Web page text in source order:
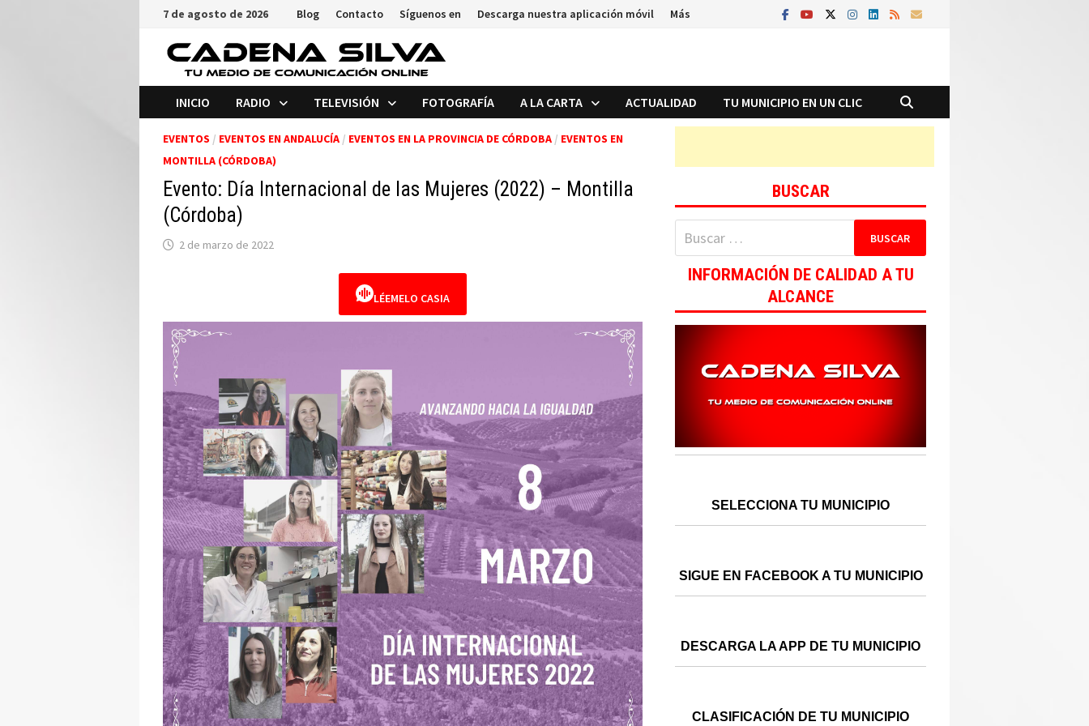
Saltar
contenido
7 de agosto de 2026 Blog Contacto Síguenos en Descarga nuestra aplicación móvil Más
INICIO RADIO TELEVISIÓN FOTOGRAFÍA A LA CARTA ACTUALIDAD TU MUNICIPIO EN UN CLIC
EVENTOS / EVENTOS EN ANDALUCÍA/ EVENTOS EN LA PROVINCIA DE CÓRDOBA/ EVENTOS EN
MONTILLA (CÓRDOBA)
Evento: Día Internacional de las Mujeres (2022) – Montilla
(Córdoba)
2 de marzo de 2022
LÉEMELO CASIA
BUSCAR
Buscar:
INFORMACIÓN DE CALIDAD A TU
ALCANCE
SELECCIONA TU MUNICIPIO
SIGUE EN FACEBOOK A TU MUNICIPIO
DESCARGA LA APP DE TU MUNICIPIO
CLASIFICACIÓN DE TU MUNICIPIO